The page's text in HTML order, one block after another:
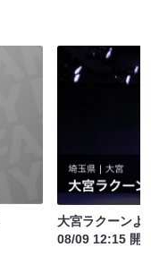
大宮ラクーンよ
08/09 12:15 開